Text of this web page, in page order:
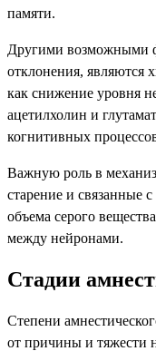
памяти.
Другими возможными
отклонения, являются
как снижение уровня
ацетилхолин и
когнитивных
Важную роль в
старение и связанные
объема серого
между нейронами.
Стадии
Степени
от причины и тяжести